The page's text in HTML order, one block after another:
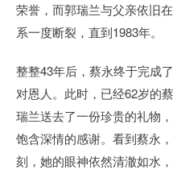
荣誉，而郭瑞兰与父亲依旧
系一度断裂，直到1983年。
整整43年后，蔡永终于完成
对恩人。此时，已经62岁的
瑞兰送去了一份珍贵的礼物
饱含深情的感谢。看到蔡永
刻，她的眼神依然清澈如水